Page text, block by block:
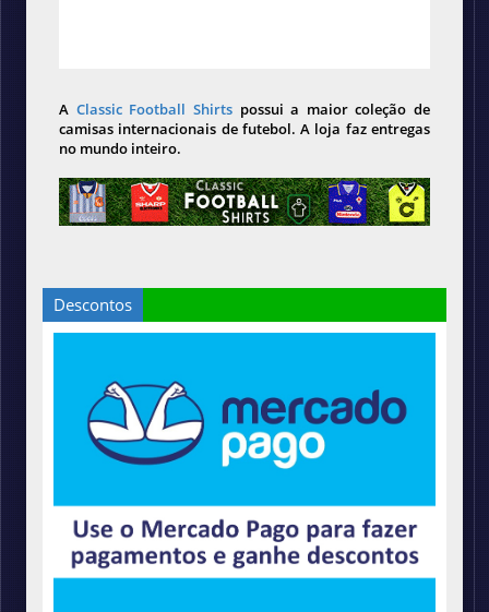
A Classic Football Shirts possui a maior coleção de
camisas internacionais de futebol. A loja faz entregas
no mundo inteiro.
Descontos